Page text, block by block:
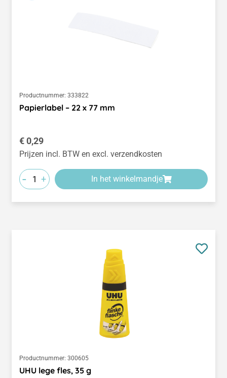
Productnummer: 333822
Papierlabel – 22 x 77 mm
Normale prijs:
€ 0,29
Prijzen incl. BTW en excl. verzendkosten
- + In het winkelmandje
Productnummer: 300605
UHU lege fles, 35 g